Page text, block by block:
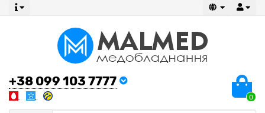
+38 099 103 7777
0